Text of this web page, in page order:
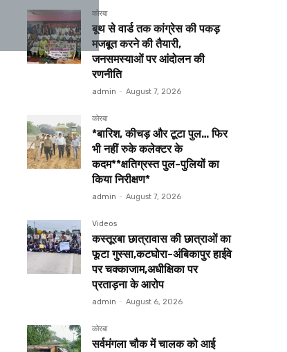
कोरबा
बूथ से वार्ड तक कांग्रेस की पकड़
मजबूत करने की तैयारी,
जनसमस्याओं पर आंदोलन की
रणनीति
admin - August 7, 2026
कोरबा
*बारिश, कीचड़ और टूटा पुल… फिर
भी नहीं रुके कलेक्टर के
कदम**क्षतिग्रस्त पुल-पुलियों का
किया निरीक्षण*
admin - August 7, 2026
Videos
कस्तूरबा छात्रावास की छात्राओं का
फूटा गुस्सा,कटघोरा-अंबिकापुर हाईवे
पर चक्काजाम,अधीक्षिका पर
प्रताड़ना के आरोप
admin - August 6, 2026
कोरबा
सर्वमंगला चौक में चालक को आई